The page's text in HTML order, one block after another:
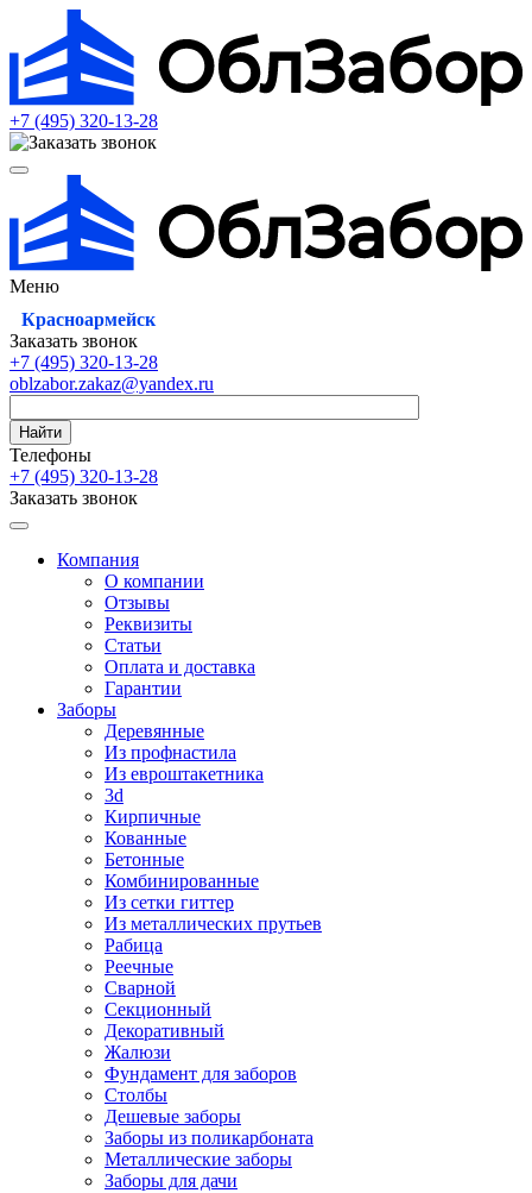
+7 (495) 320-13-28
Меню
Красноармейск
Заказать звонок
+7 (495) 320-13-28
oblzabor.zakaz@yandex.ru
Найти
Телефоны
+7 (495) 320-13-28
Заказать звонок
Компания
О компании
Отзывы
Реквизиты
Статьи
Оплата и доставка
Гарантии
Заборы
Деревянные
Из профнастила
Из евроштакетника
3d
Кирпичные
Кованные
Бетонные
Комбинированные
Из сетки гиттер
Из металлических прутьев
Рабица
Реечные
Сварной
Секционный
Декоративный
Жалюзи
Фундамент для заборов
Столбы
Дешевые заборы
Заборы из поликарбоната
Металлические заборы
Заборы для дачи